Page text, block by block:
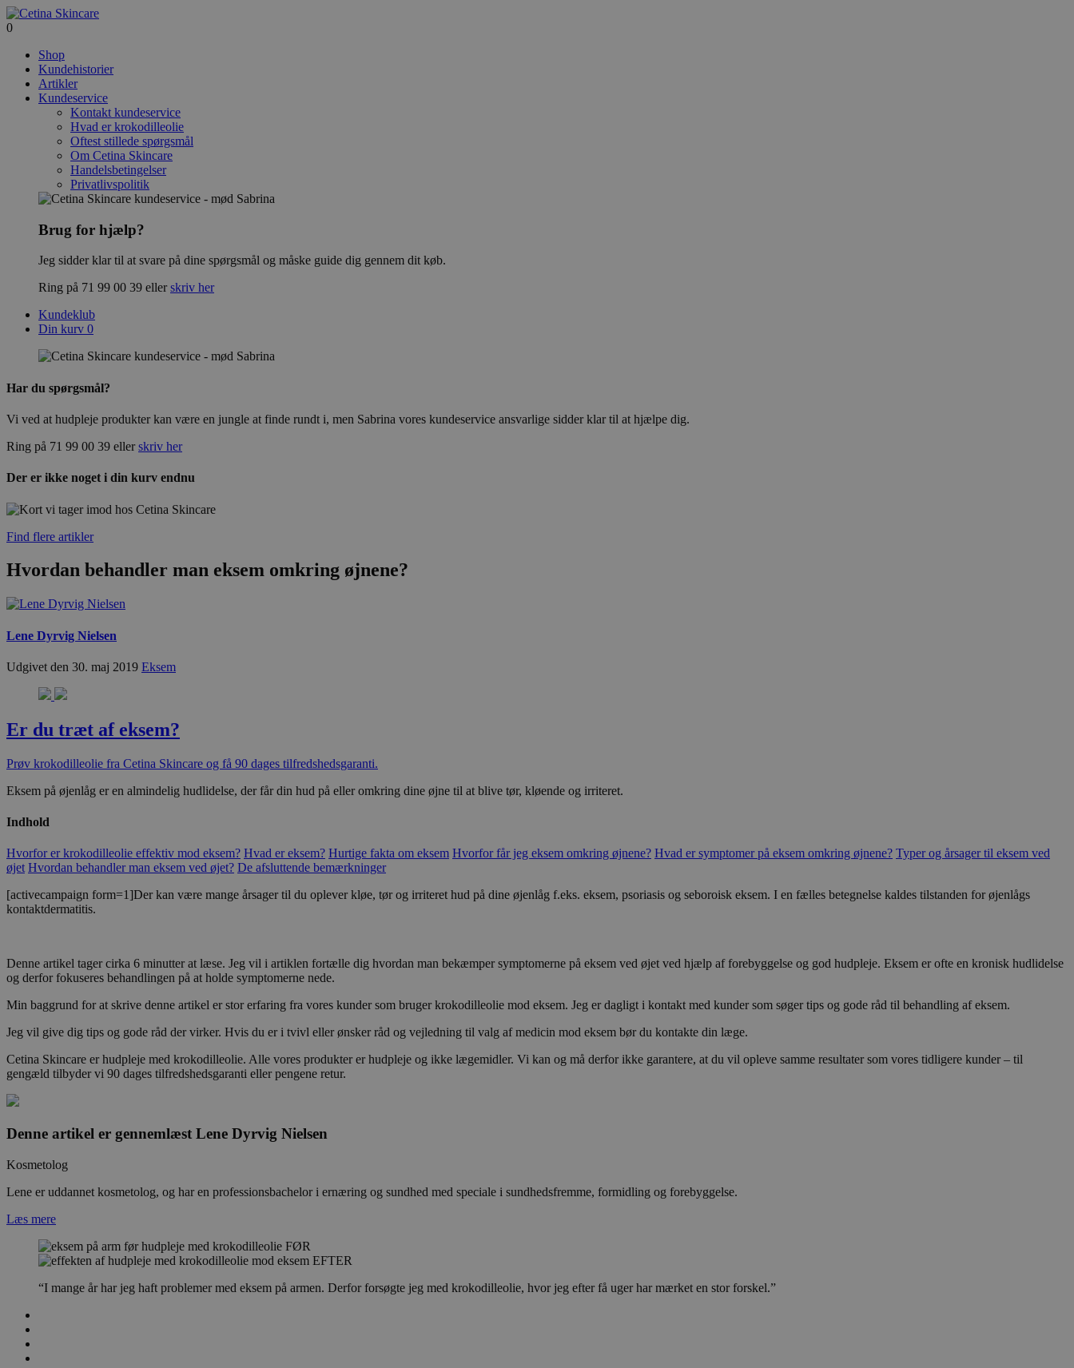
0
Shop
Kundehistorier
Artikler
Kundeservice
Kontakt kundeservice
Hvad er krokodilleolie
Oftest stillede spørgsmål
Om Cetina Skincare
Handelsbetingelser
Privatlivspolitik
Brug for hjælp?
Jeg sidder klar til at svare på dine spørgsmål og måske guide dig gennem dit køb.
Ring på 71 99 00 39 ellerskriv her
Kundeklub
Din kurv 0
Har du spørgsmål?
Vi ved at hudpleje produkter kan være en jungle at finde rundt i, men Sabrina vores kundeservice ansvarlige sidder klar til at hjælpe dig.
Ring på 71 99 00 39 ellerskriv her
Der er ikke noget i din kurv endnu
Find flere artikler
Hvordan behandler man eksem omkring øjnene?
Lene Dyrvig Nielsen
Udgivet den 30. maj 2019 Eksem
Er du træt af eksem?
Prøv krokodilleolie fra Cetina Skincare og få 90 dages tilfredshedsgaranti.
Eksem på øjenlåg er en almindelig hudlidelse, der får din hud på eller omkring dine øjne til at blive tør, kløende og irriteret.
Indhold
Hvorfor er krokodilleolie effektiv mod eksem? Hvad er eksem? Hurtige fakta om eksem Hvorfor får jeg eksem omkring øjnene? Hvad er symptomer på eksem omkring øjnene? Typer og årsager til eksem ved
øjet Hvordan behandler man eksem ved øjet? De afsluttende bemærkninger
[activecampaign form=1]Der kan være mange årsager til du oplever kløe, tør og irriteret hud på dine øjenlåg f.eks. eksem, psoriasis og seboroisk eksem. I en fælles betegnelse kaldes tilstanden for øjenlågs
kontaktdermatitis.
Denne artikel tager cirka 6 minutter at læse. Jeg vil i artiklen fortælle dig hvordan man bekæmper symptomerne på eksem ved øjet ved hjælp af forebyggelse og god hudpleje. Eksem er ofte en kronisk hudlidelse
og derfor fokuseres behandlingen på at holde symptomerne nede.
Min baggrund for at skrive denne artikel er stor erfaring fra vores kunder som bruger krokodilleolie mod eksem. Jeg er dagligt i kontakt med kunder som søger tips og gode råd til behandling af eksem.
Jeg vil give dig tips og gode råd der virker. Hvis du er i tvivl eller ønsker råd og vejledning til valg af medicin mod eksem bør du kontakte din læge.
Cetina Skincare er hudpleje med krokodilleolie. Alle vores produkter er hudpleje og ikke lægemidler. Vi kan og må derfor ikke garantere, at du vil opleve samme resultater som vores tidligere kunder – til
gengæld tilbyder vi 90 dages tilfredshedsgaranti eller pengene retur.
Denne artikel er gennemlæst Lene Dyrvig Nielsen
Kosmetolog
Lene er uddannet kosmetolog, og har en professionsbachelor i ernæring og sundhed med speciale i sundhedsfremme, formidling og forebyggelse.
Læs mere
FØR
EFTER
“I mange år har jeg haft problemer med eksem på armen. Derfor forsøgte jeg med krokodilleolie, hvor jeg efter få uger har mærket en stor forskel.”